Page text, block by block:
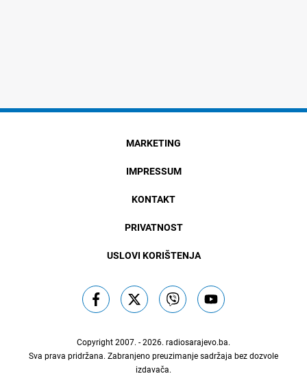
MARKETING
IMPRESSUM
KONTAKT
PRIVATNOST
USLOVI KORIŠTENJA
Copyright 2007. - 2026. radiosarajevo.ba.
Sva prava pridržana. Zabranjeno preuzimanje sadržaja bez dozvole
izdavača.